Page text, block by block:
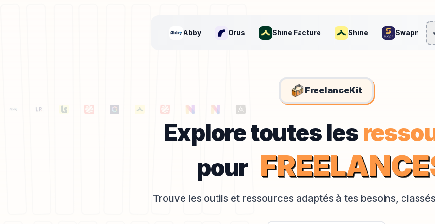
Abby Orus Shine Facture Shine Swapn
FreelanceKit
Explore
Explore toutes les
pour FREELANCE
Trouve les outils et ressources adaptés à tes besoins,